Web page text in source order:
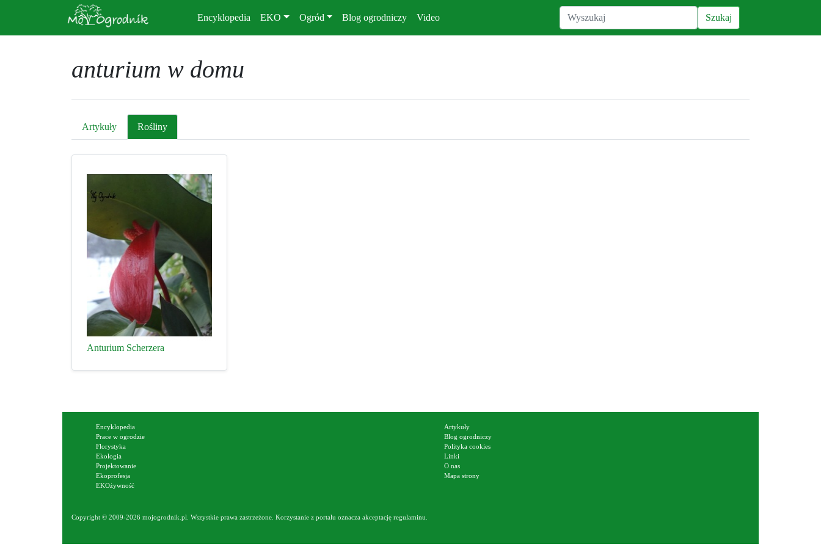
Encyklopedia EKO Ogród Blog ogrodniczy Video
anturium w domu
Artykuły Rośliny
Anturium Scherzera
Encyklopedia
Prace w ogrodzie
Florystyka
Ekologia
Projektowanie
Ekoprofesja
EKOżywność
Artykuły
Blog ogrodniczy
Polityka cookies
Linki
O nas
Mapa strony
Copyright © 2009-2026 mojogrodnik.pl. Wszystkie prawa zastrzeżone. Korzystanie z portalu oznacza akceptację regulaminu.